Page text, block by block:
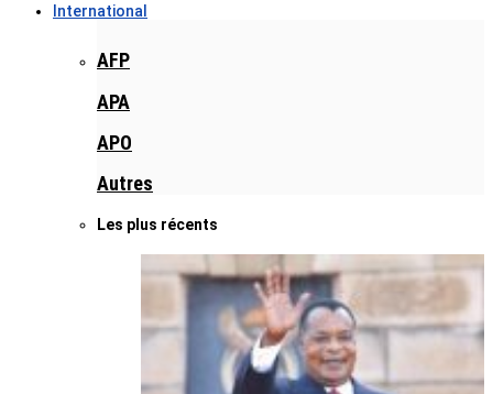
International
AFP
APA
APO
Autres
Les plus récents